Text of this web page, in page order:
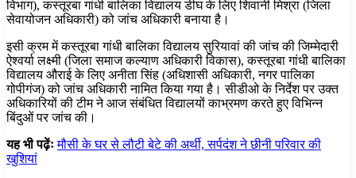
विभाग),कस्तूरबा गांधी बालिका विद्यालय डीघ के लिए शिवानी मिश्रा (जिला
सेवायोजन अधिकारी) को जांच अधिकारी बनाया है।
इसी क्रम में कस्तूरबा गांधी बालिका विद्यालय सुरियावां की जांच की जिम्मेदारी
ऐश्वर्या लक्ष्मी (जिला समाज कल्याण अधिकारी विकास), कस्तूरबा गांधी बालिका
विद्यालय औराई के लिए अनीता सिंह (अधिशासी अधिकारी, नगर पालिका
गोपीगंज) को जांच अधिकारी नामित किया गया है। सीडीओ के निर्देश पर उक्त
अधिकारियों की टीम ने आज संबंधित विद्यालयों काभ्रमण करते हुए विभिन्न
बिंदुओं पर जांच की।
यह भी पढ़ेंःमौसी के घर से लौटी बेटे की अर्थी, सर्पदंश ने छीनी परिवार की
खुशियां